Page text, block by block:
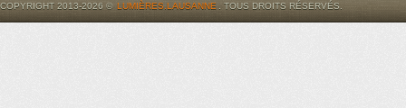
COPYRIGHT 2013-2026 © LUMIÈRES.LAUSANNE . TOUS DROITS RÉSERVÉS.